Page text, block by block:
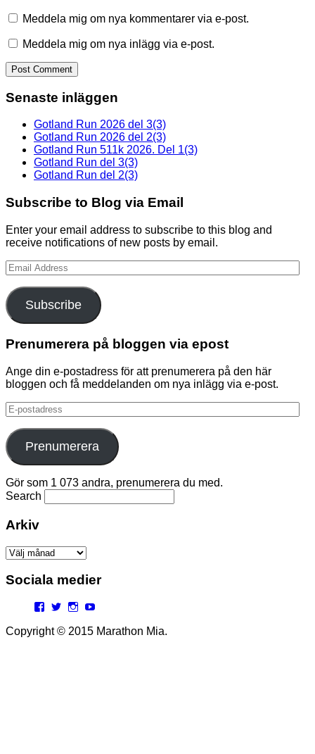
Meddela mig om nya kommentarer via e-post.
Meddela mig om nya inlägg via e-post.
Senaste inläggen
Gotland Run 2026 del 3(3)
Gotland Run 2026 del 2(3)
Gotland Run 511k 2026. Del 1(3)
Gotland Run del 3(3)
Gotland Run del 2(3)
Subscribe to Blog via Email
Enter your email address to subscribe to this blog and
receive notifications of new posts by email.
Email
Address
Subscribe
Prenumerera på bloggen via epost
Ange din e-postadress för att prenumerera på den här
bloggen och få meddelanden om nya inlägg via e-post.
E-
postadress
Prenumerera
Gör som 1 073 andra, prenumerera du med.
Search
Arkiv
Arkiv
Sociala medier
Facebook
TwitterInstagram
Copyright © 2015 Marathon Mia.